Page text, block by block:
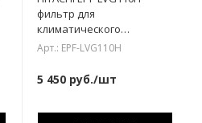
фильтр для
климатического
комплекса
Арт.: EPF-LVG110H
5 450руб./шт